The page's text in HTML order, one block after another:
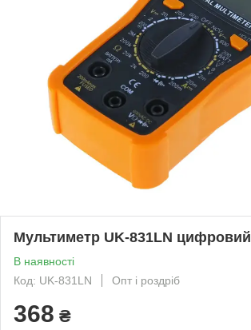
Мультиметр UK-831LN цифровий
В наявності
Код: UK-831LN
Опт і роздріб
368 ₴